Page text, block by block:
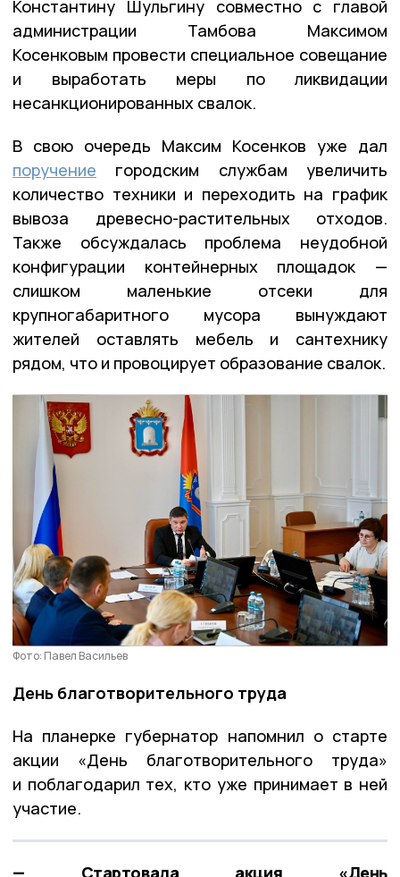
Константину Шульгину совместно с главой
администрации Тамбова Максимом
Косенковым провести специальное совещание
и выработать меры по ликвидации
несанкционированных свалок.
В свою очередь Максим Косенков уже дал
поручение городским службам увеличить
количество техники и переходить на график
вывоза древесно-растительных отходов.
Также обсуждалась проблема неудобной
конфигурации контейнерных площадок —
слишком маленькие отсеки для
крупногабаритного мусора вынуждают
жителей оставлять мебель и сантехнику
рядом, что и провоцирует образование свалок.
Фото: Павел Васильев
День благотворительного труда
На планерке губернатор напомнил о старте
акции «День благотворительного труда»
и поблагодарил тех, кто уже принимает в ней
участие.
— Стартовала акция «День